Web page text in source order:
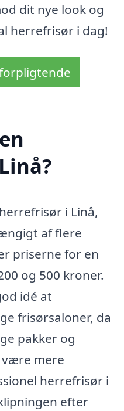
dit nye look og
herrefrisør i dag!
i Linå,
af flere
priserne for en
og 500 kroner.
idé at
frisørsaloner, da
pakker og
være mere
herrefrisør i
efter